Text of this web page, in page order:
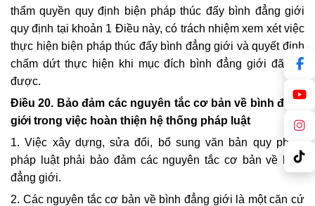
thẩm quyền quy định biện pháp thúc đẩy bình đẳng giới
quy định tại khoản 1 Điều này, có trách nhiệm xem xét việc
thực hiện biện pháp thúc đẩy bình đẳng giới và quyết định
chấm dứt thực hiện khi mục đích bình đẳng giới đã đạt
được.
Điều 20. Bảo đảm các nguyên tắc cơ bản về bình đẳng
giới trong việc hoàn thiện hệ thống pháp luật
1. Việc xây dựng, sửa đổi, bổ sung văn bản quy phạm
pháp luật phải bảo đảm các nguyên tắc cơ bản về bình
đẳng giới.
2. Các nguyên tắc cơ bản về bình đẳng giới là một căn cứ